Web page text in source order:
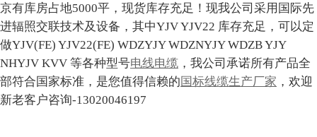
京有库房占地5000平，现货库存充足！现我公司采用国际先
进辐照交联技术及设备，其中YJV YJV22 库存充足，可以定
做YJV(FE) YJV22(FE) WDZYJY WDZNYJY WDZB YJY
NHYJV KVV 等各种型号电线电缆 ，我公司承诺所有产品全
部符合国家标准，是您值得信赖的国标线缆生产厂家 ，欢迎
新老客户咨询-13020046197